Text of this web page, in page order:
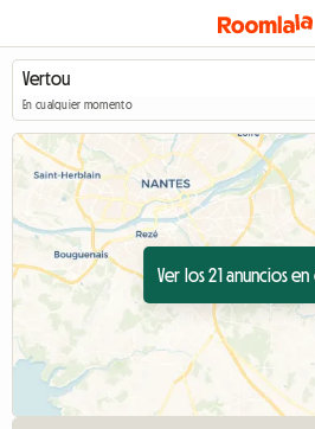
En cualquier momento
Ver los 21 anuncios